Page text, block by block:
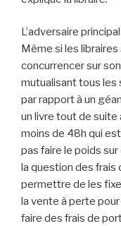
L’adversaire
Même si les libraires
concurrencer sur
mutualisant tous les
par rapport à un
un livre tout de suite
moins de 48h qui
pas faire le poids
la question des frais
permettre de les
la vente à perte
faire des frais de